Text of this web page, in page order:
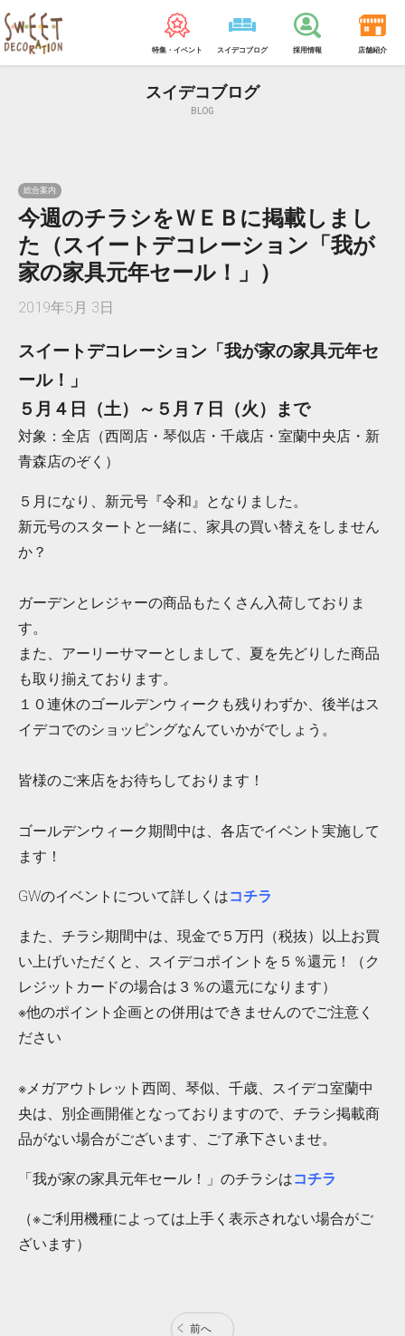
特集・イベント スイデコブログ 採用情報 店舗紹介
スイデコブログ
BLOG
総合案内
今週のチラシをＷＥＢに掲載しまし
た（スイートデコレーション「我が
家の家具元年セール！」）
2019年5月 3日
スイートデコレーション「我が家の家具元年セ
ール！」
５月４日（土）～５月７日（火）まで
対象：全店（西岡店・琴似店・千歳店・室蘭中央店・新
青森店のぞく）
５月になり、新元号『令和』となりました。
新元号のスタートと一緒に、家具の買い替えをしません
か？
ガーデンとレジャーの商品もたくさん入荷しておりま
す。
また、アーリーサマーとしまして、夏を先どりした商品
も取り揃えております。
１０連休のゴールデンウィークも残りわずか、後半はス
イデコでのショッピングなんていかがでしょう。
皆様のご来店をお待ちしております！
ゴールデンウィーク期間中は、各店でイベント実施して
ます！
GWのイベントについて詳しくはコチラ
また、チラシ期間中は、現金で５万円（税抜）以上お買
い上げいただくと、スイデコポイントを５％還元！（ク
レジットカードの場合は３％の還元になります）
※他のポイント企画との併用はできませんのでご注意く
ださい
※メガアウトレット西岡、琴似、千歳、スイデコ室蘭中
央は、別企画開催となっておりますので、チラシ掲載商
品がない場合がございます、ご了承下さいませ。
「我が家の家具元年セール！」のチラシはコチラ
（※ご利用機種によっては上手く表示されない場合がご
ざいます）
前へ